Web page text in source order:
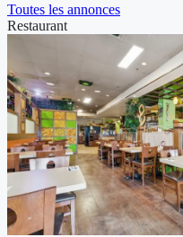
Toutes les annonces
Restaurant